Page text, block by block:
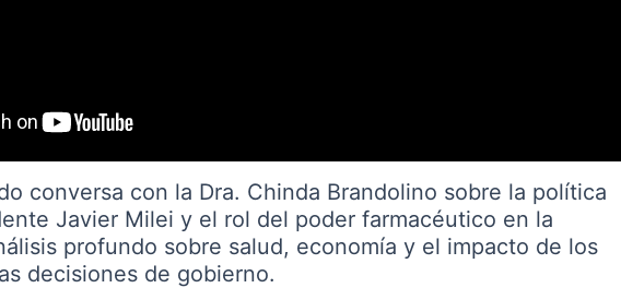
conversa con la Dra. Chinda Brandolino sobre la política
Javier Milei y el rol del poder farmacéutico en la
profundo sobre salud, economía y el impacto de los
decisiones de gobierno.